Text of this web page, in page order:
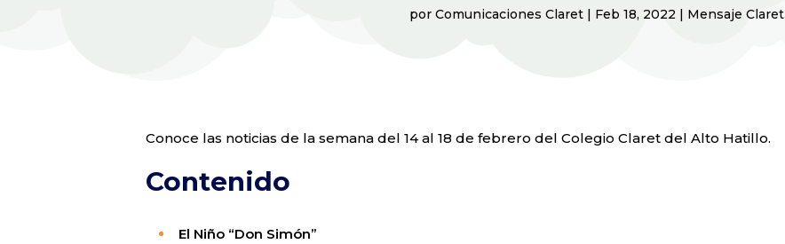
por Comunicaciones Claret | Feb 18, 2022 | Mensaje Claret
Conoce las noticias de la semana del 14 al 18 de febrero del Colegio Claret del Alto Hatillo.
Contenido
El Niño “Don Simón”